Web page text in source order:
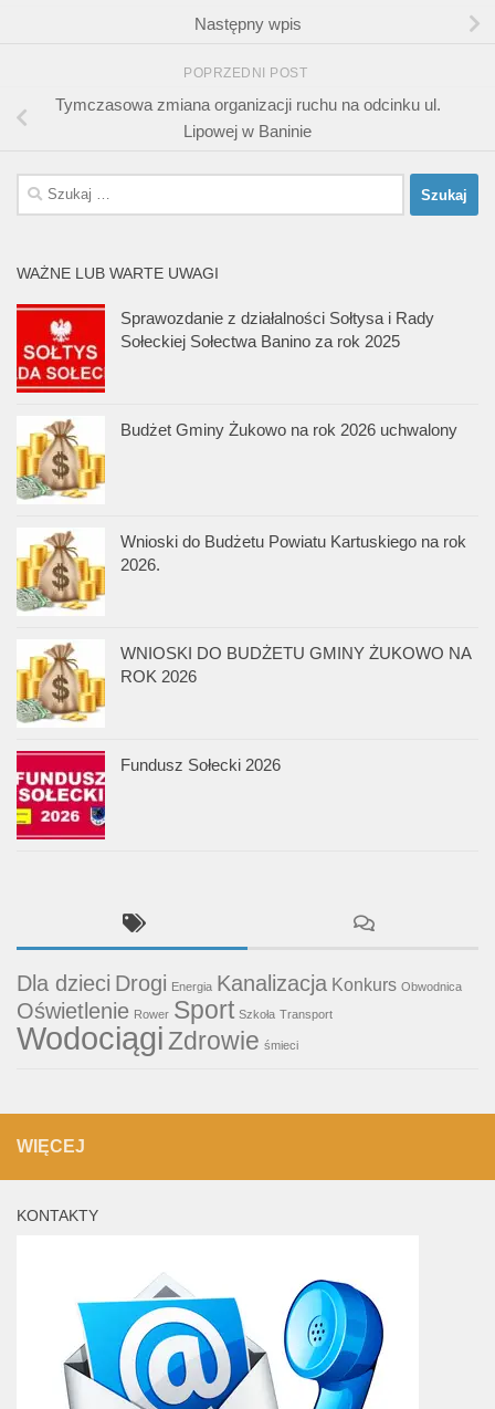
Następny wpis
POPRZEDNI POST
Tymczasowa zmiana organizacji ruchu na odcinku ul.
Lipowej w Baninie
Szukaj:
WAŻNE LUB WARTE UWAGI
Sprawozdanie z działalności Sołtysa i Rady
Sołeckiej Sołectwa Banino za rok 2025
Budżet Gminy Żukowo na rok 2026 uchwalony
Wnioski do Budżetu Powiatu Kartuskiego na rok
2026.
WNIOSKI DO BUDŻETU GMINY ŻUKOWO NA
ROK 2026
Fundusz Sołecki 2026
Dla dzieci Drogi Energia Kanalizacja Konkurs Obwodnica
Oświetlenie Rower Sport Szkoła Transport
WodociągiZdrowie śmieci
WIĘCEJ
KONTAKTY